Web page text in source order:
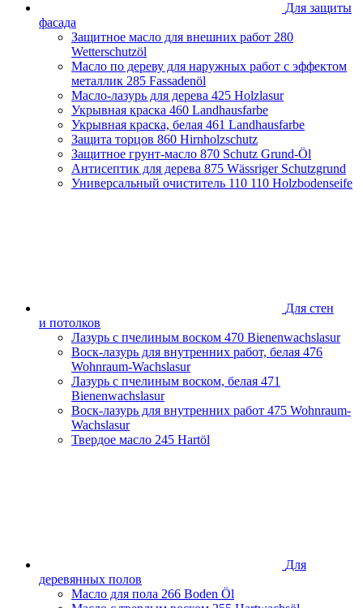
Калининградская область
Калужская область
Кировская область
Краснодарский край
Красноярский край
Липецкая область
Москва и Московская область
Нижегородская область
Новосибирская область
Оренбургская область
Пензенская облась
Пермский край
Приморский край
Свердловская область
Смоленская область
Ставропольский край
Тамбовская область
Тверская область
Тульская область
Тюменская область
Удмуртская Республика
Хабаровский край
Для защиты
фасада
Защитное масло для внешних работ 280
Wetterschutzöl
Масло по дереву для наружных работ с эффектом
металлик 285 Fassadenöl
Масло-лазурь для дерева 425 Holzlasur
Укрывная краска 460 Landhausfarbe
Укрывная краска, белая 461 Landhausfarbe
Защита торцов 860 Hirnholzschutz
Защитное грунт-масло 870 Schutz Grund-Öl
Антисептик для дерева 875 Wässriger Schutzgrund
Универсальный очиститель 110 110 Holzbodenseife
Для стен
и потолков
Лазурь с пчелиным воском 470 Bienenwachslasur
Воск-лазурь для внутренних работ, белая 476
Wohnraum-Wachslasur
Лазурь с пчелиным воском, белая 471
Bienenwachslasur
Воск-лазурь для внутренних работ 475 Wohnraum-
Wachslasur
Твердое масло 245 Hartöl
Для
деревянных полов
Масло для пола 266 Boden Öl